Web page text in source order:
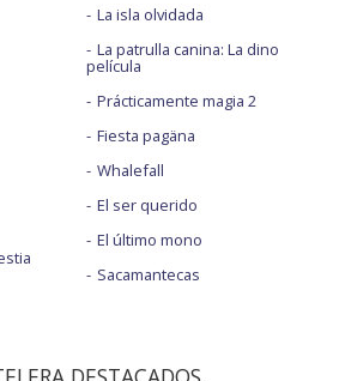
La isla olvidada
La patrulla canina: La dino
película
Prácticamente magia 2
Fiesta pagäna
Whalefall
El ser querido
El último mono
Sacamantecas